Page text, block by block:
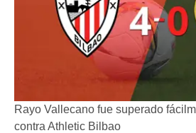
Rayo Vallecano fue superado
contra Athletic Bilbao